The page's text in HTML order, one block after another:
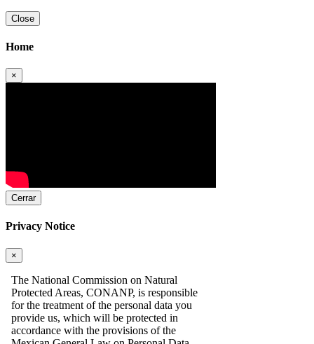
Close
Home
×
Cerrar
Privacy Notice
×